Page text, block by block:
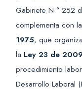
Gabinete N.° 252
complementa con
1975, que
la Ley 23 de 2009
procedimiento
Desarrollo Laboral